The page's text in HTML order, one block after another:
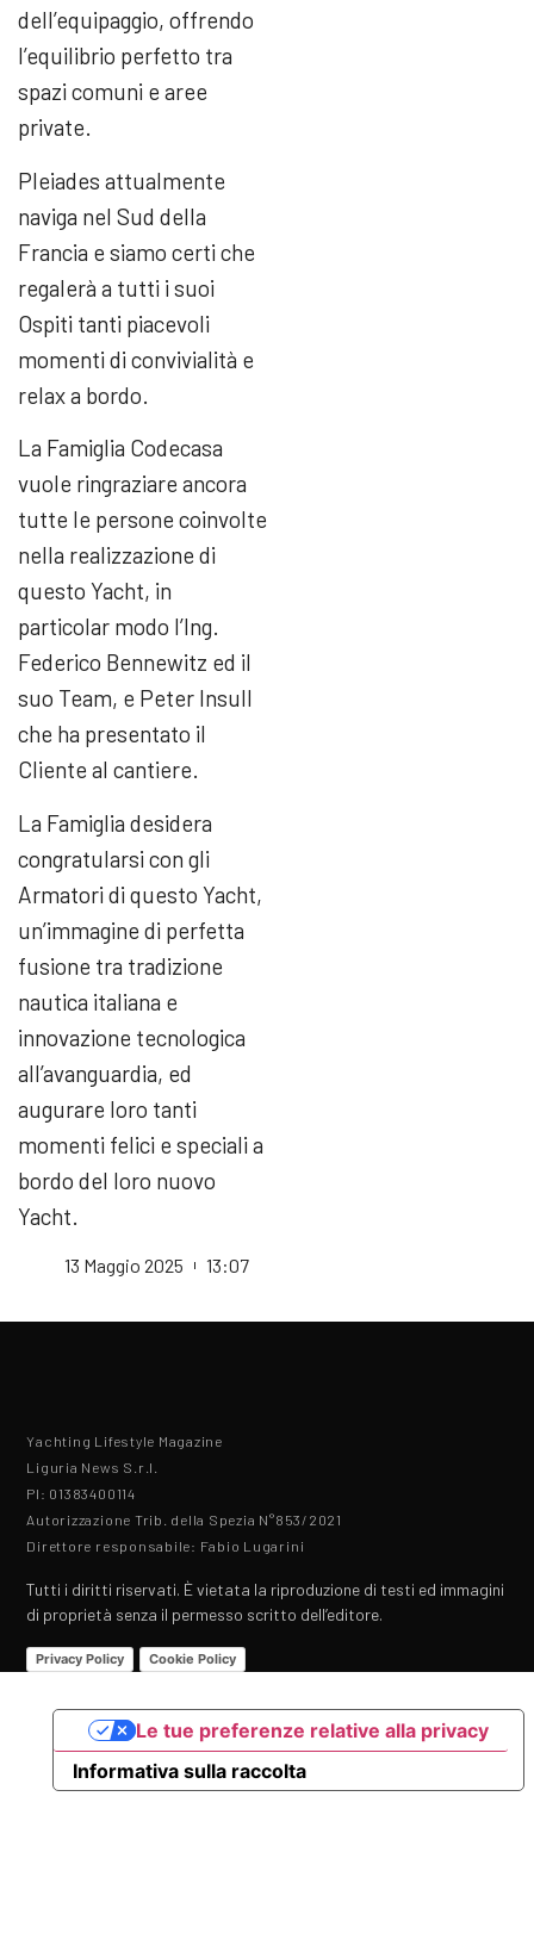
dell’equipaggio, offrendo
l’equilibrio perfetto tra
spazi comuni e aree
private.
Pleiades attualmente
naviga nel Sud della
Francia e siamo certi che
regalerà a tutti i suoi
Ospiti tanti piacevoli
momenti di convivialità e
relax a bordo.
La Famiglia Codecasa
vuole ringraziare ancora
tutte le persone coinvolte
nella realizzazione di
questo Yacht, in
particolar modo l’Ing.
Federico Bennewitz ed il
suo Team, e Peter Insull
che ha presentato il
Cliente al cantiere.
La Famiglia desidera
congratularsi con gli
Armatori di questo Yacht,
un’immagine di perfetta
fusione tra tradizione
nautica italiana e
innovazione tecnologica
all’avanguardia, ed
augurare loro tanti
momenti felici e speciali a
bordo del loro nuovo
Yacht.
13 Maggio 2025 13:07
Yachting Lifestyle Magazine
Liguria News S.r.l.
PI: 01383400114
Autorizzazione Trib. della Spezia N°853/2021
Direttore responsabile: Fabio Lugarini
Tutti i diritti riservati. È vietata la riproduzione di testi ed immagini
di proprietà senza il permesso scritto dell’editore.
Privacy Policy Cookie Policy
Informativa sulla raccolta
Le tue preferenze relative alla privacy